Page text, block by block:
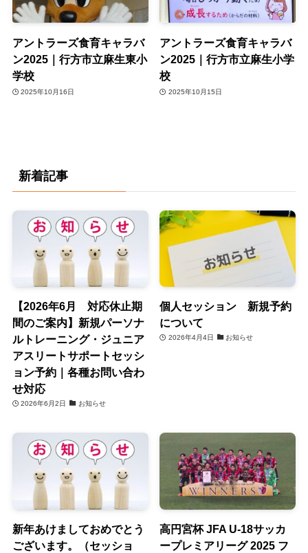
アントラーズ食育キャラバ
ン2025｜行方市立麻生東小
学校
2025年10月16日
アントラーズ食育キャラバ
ン2025｜行方市立麻生小学
校
2025年10月15日
新着記事
【2026年6月 対応休止期
間のご案内】新規パーソナ
ルトレーニング・ジュニア
アスリートサポートセッシ
ョン予約｜各種お問い合わ
せ対応
2026年6月2日 お知らせ
個人セッション 新規予約
について
2026年4月4日 お知らせ
新年あけましておめでとう
ございます。（セッショ
高円宮杯 JFA U-18サッカ
ープレミアリーグ 2025 フ